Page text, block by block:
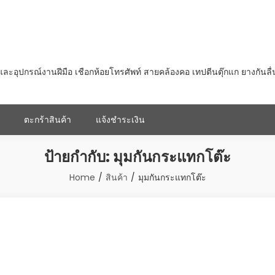
อุปกรณ์งานฝีมือ เชือกห้อยโทรศัพท์ สายคล้องคอ เทปตีนตุ๊กแก ยางกัน
ตะกร้าสินค้า แจ้งชำระเงิน
ป้ายกำกับ: มุมกันกระแทกโต๊ะ
Home สินค้า มุมกันกระแทกโต๊ะ